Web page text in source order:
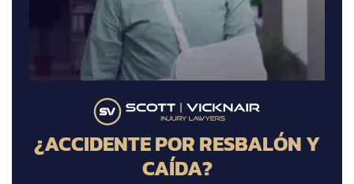
¿ACCIDENTE POR RESBALÓN Y
CAÍDA?